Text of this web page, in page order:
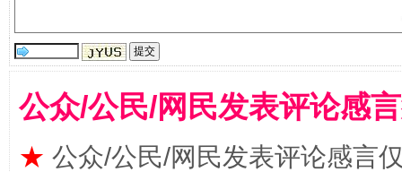
揭批美国五大"原罪" "炒
公众/公民/网民发表评论感
★ 公众/公民/网民发表评论感言